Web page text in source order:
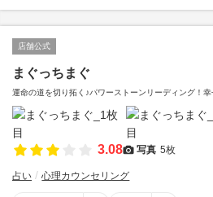
店舗公式
まぐっちまぐ
運命の道を切り拓く♪パワーストーンリーディング！
3.08 写真 5枚
占い 心理カウンセリング